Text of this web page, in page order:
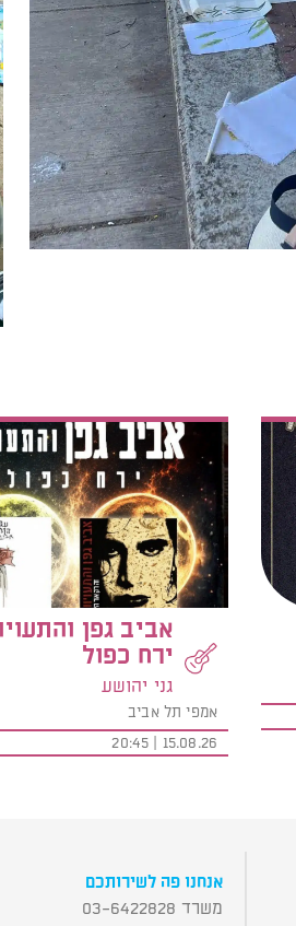
אביב גפן
ירח כפול
גני יהושע
אמפי תל אביב
15.08.26 | 20:45
אנחנו פה לשירותכם
משרד 03-6422828